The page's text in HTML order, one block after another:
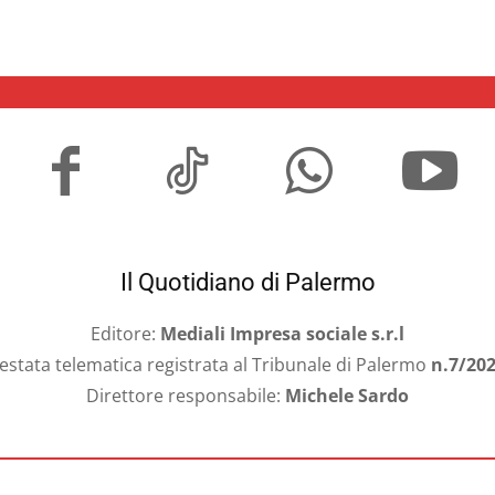
Il Quotidiano di Palermo
Editore: Mediali Impresa sociale s.r.l
telematica registrata al Tribunale di Palermo n.7/
Direttore responsabile: Michele Sardo